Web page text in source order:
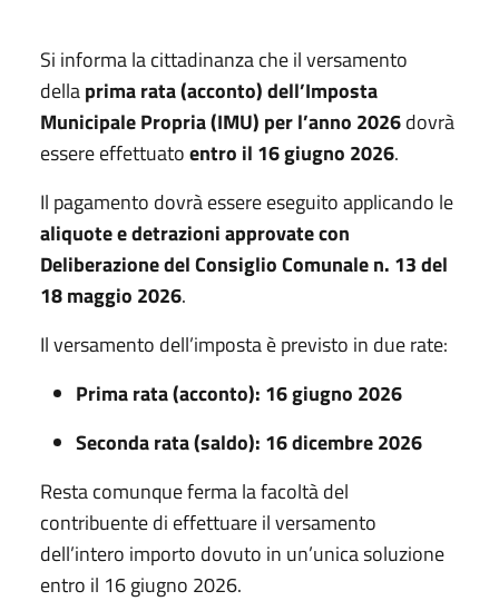
Si informa la cittadinanza che il versamento
dellaprima rata (acconto) dell’Imposta
Municipale Propria (IMU) per l’anno 2026dovrà
essere effettuatoentro il 16 giugno 2026.
Il pagamento dovrà essere eseguito applicando le
aliquote e detrazioni approvate con
Deliberazione del Consiglio Comunale n. 13 del
18 maggio 2026.
Il versamento dell’imposta è previsto in due rate:
Prima rata (acconto): 16 giugno 2026
Seconda rata (saldo): 16 dicembre 2026
Resta comunque ferma la facoltà del
contribuente di effettuare il versamento
dell’intero importo dovuto in un’unica soluzione
entro il 16 giugno 2026.